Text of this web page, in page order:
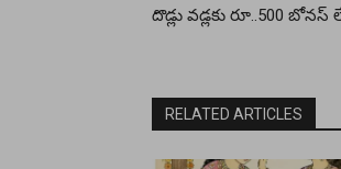
దొడ్లు వడ్లకు రూ..500
RELATED ARTICLES